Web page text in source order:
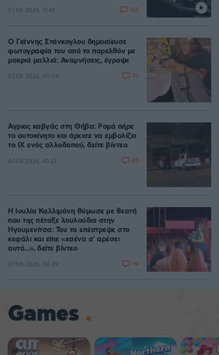
07.08.2026, 11:41 122
Ο Γιάννης Στάνκογλου δημοσίευσε
φωτογραφία του από το παρελθόν με
μακριά μαλλιά: Αναμνήσεις, έγραψε
07.08.2026, 09:09 35
Άγριος καβγάς στη Θήβα: Ρομά πήρε
το αυτοκίνητο και άρχισε να εμβολίζει
το ΙΧ ενός αλλοδαπού, δείτε βίντεο
07.08.2026, 10:27 40
Η Ιουλία Καλλιμάνη θύμωσε με θεατή
που της πέταξε λουλούδια στην
Ηγουμενίτσα: Του τα επέστρεψε στο
κεφάλι και είπε «εσένα σ' αρέσει
αυτό...», δείτε βίντεο
07.08.2026, 06:39 99
Games